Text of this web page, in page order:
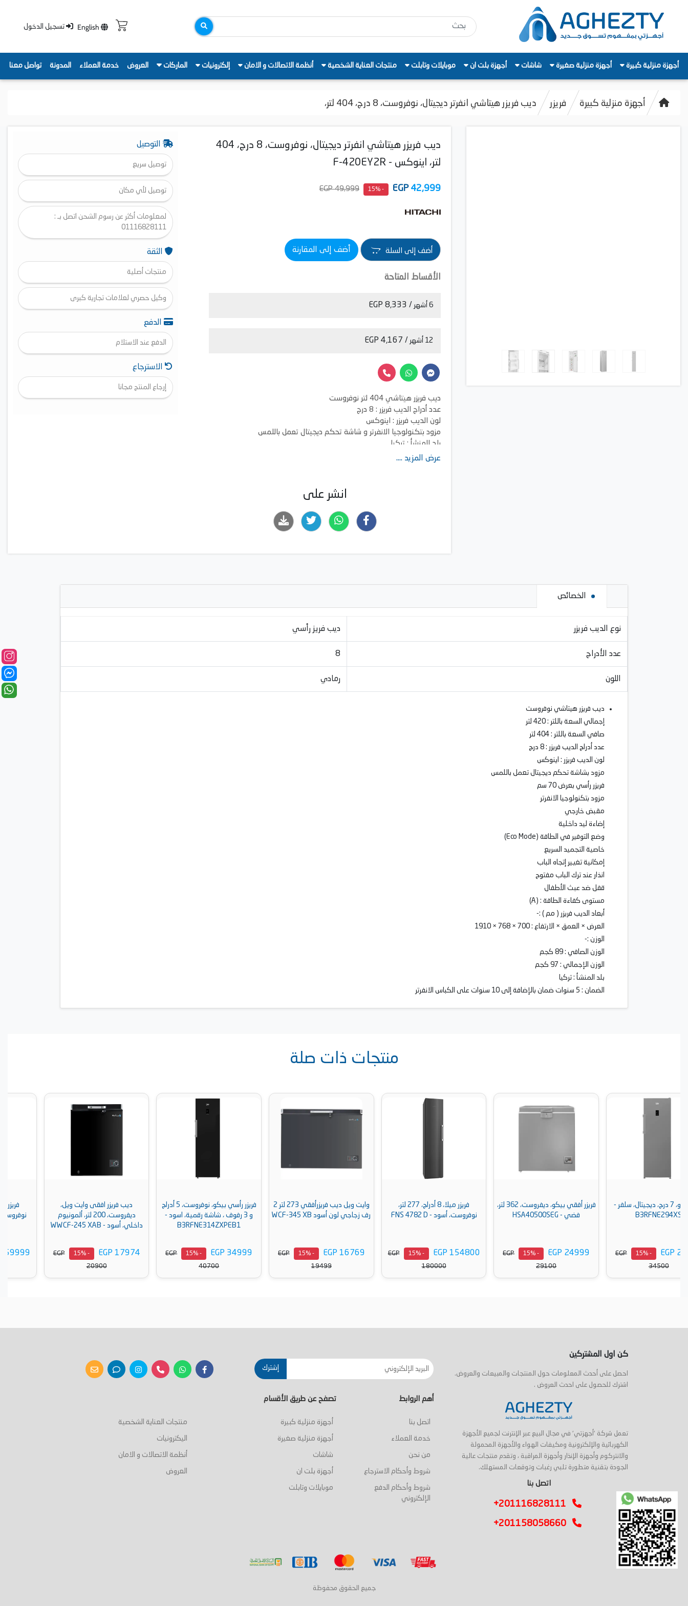
English تسجيل الدخول
أجهزة منزلية كبيرة أجهزة منزلية صغيرة شاشات أجهزة بلت ان موبايلات وتابلت منتجات العناية الشخصية أنظمة الاتصالات و الامان إلكترونيات الماركات العروض خدمة العملاء المدونة تواصل معنا
أجهزة منزلية كبيرة فريزر ديب فريزر هيتاشي انفرتر ديجيتال، نوفروست، 8 درج، 404 لتر،
ديب فريزر هيتاشي انفرتر ديجيتال، نوفروست، 8 درج، 404
لتر، اينوكس - F-420EY2R
42,999
EGP
- 15%
49,999 EGP
أضف إلى السلة أضف إلى المقارنة
الأقساط المتاحة
6 أشهر / 8,333 EGP
12 أشهر / 4,167 EGP
ديب فريزر هيتاشي 404 لتر نوفروست
عدد أدراج الديب فريزر : 8 درج
لون الديب فريزر : اينوكس
مزود بتكنولوجيا الانفرتر و شاشة تحكم ديجيتال تعمل باللمس
بلد المنشأ : تركيا
5 سنوات ضمان بالإضافة إلى 10 سنوات على الكباس الانفرتر
عرض المزيد ....
انشر على
التوصيل
توصيل سريع
توصيل لأي مكان
لمعلومات أكثر عن رسوم الشحن اتصل بـ :
01116828111
الثقة
منتجات أصلية
وكيل حصري لعلامات تجارية كبرى
الدفع
الدفع عند الاستلام
الاسترجاع
إرجاع المنتج مجانا
الخصائص
نوع الديب فريزر ديب فريز رأسي
عدد الأدراج 8
اللون رمادي
ديب فريزر هيتاشي نوفروست
إجمالي السعة باللتر : 420 لتر
صافي السعة باللتر : 404 لتر
عدد أدراج الديب فريزر : 8 درج
لون الديب فريزر : اينوكس
مزود بشاشة تحكم ديجيتال تعمل باللمس
فريزر رأسي بعرض 70 سم
مزود بتكنولوجيا الانفرتر
مقبض خارجي
إضاءة ليد داخلية
وضع التوفير في الطاقة (Eco Mode)
خاصية التجميد السريع
إمكانية تغيير إتجاه الباب
انذار عند ترك الباب مفتوح
قفل ضد عبث الأطفال
مستوى كفاءة الطاقة : (A)
أبعاد الديب فريزر ( مم ) :-
العرض × العمق × الارتفاع : 700 × 768 × 1910
الوزن :-
الوزن الصافي : 89 كجم
الوزن الإجمالي : 97 كجم
بلد المنشأ : تركيا
الضمان : 5 سنوات ضمان بالإضافة إلى 10 سنوات على الكباس الانفرتر
منتجات ذات صلة
فريزر أفقي بيكو، ديفروست، 362 لتر،
فضي - HSA40500SEG
EGP 24999
- 15%
EGP
نوفروست، أسود - FNS 4782 D
EGP 154800
EGP
وايت ويل ديب فريزرأفقي 273 لتر 2
رف زجاجي لون أسود WCF-345 XB
EGP 16769
- 15%
EGP
فريزر رأسي بيكو، نوفروست، 5 أدراج
و 3 رفوف ، شاشة رقمية، اسود -
EGP 34999
- 15%
EGP
ديب فريزر افقى وايت ويل،
ديفروست، 200 لتر، ألمونيوم
داخلي، أسود - WWCF-245 XAB
EGP 17974
- 15%
EGP
نوفروست، ستانلس ستيل - FNS
4782 E
EGP 159999
EGP
كن اول المشتركين
احصل على أحدث المعلومات حول المنتجات والمبيعات والعروض.
اشترك للحصول على احدث العروض .
إشترك
تعمل شركة 'أجهزتي' في مجال البيع عبر الإنترنت لجميع الأجهزة
الكهربائية والإلكترونية ومكيفات الهواء والأجهزة المحمولة
والانتركوم وأجهزة الإنذار وأجهزة المراقبة ، وتقدم منتجات عالية
الجودة بتقنية متطورة تلبي رغبات وتوقعات المستهلك.
اتصل بنا
+201116828111
+201158058660
أهم الروابط
اتصل بنا
خدمة العملاء
من نحن
شروط وأحكام الاسترجاع
شروط وأحكام الدفع
الإلكتروني
تصفح عن طريق الأقسام
أجهزة منزلية كبيرة
أجهزة منزلية صغيرة
شاشات
أجهزة بلت ان
موبايلات وتابلت
منتجات العناية الشخصية
اليكترونيات
أنظمة الاتصالات و الامان
العروض
جميع الحقوق محفوظة